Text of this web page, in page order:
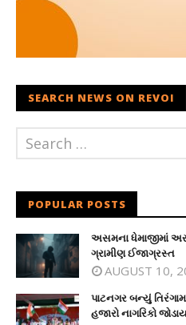
SEARCH NEWS ON REVOI
POPULAR POSTS
અસમના ધેમાજીમાં
ગ્રામીણ ઈજાગ્રસ્ત
AUGUST 10,
પાટનગર બન્યું
હજારો નાગરિકો